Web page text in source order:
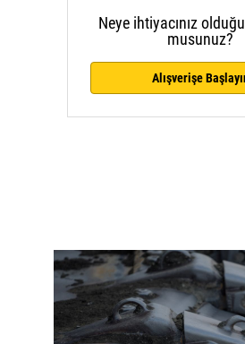
Neye ihtiyacınız
musunuz?
Alışverişe